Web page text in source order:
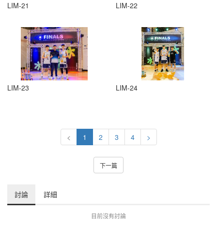
LIM-21 LIM-22
LIM-23 LIM-24
< 1 2 3 4 >
下一篇
討論 詳細
目前沒有討論